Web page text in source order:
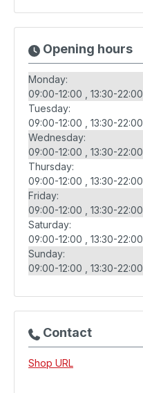
Opening hours
Monday:
09:00-12:00
13:30-22:00
Tuesday:
09:00-12:00
13:30-22:00
Wednesday:
09:00-12:00
13:30-22:00
Thursday:
09:00-12:00
13:30-22:00
Friday:
09:00-12:00
13:30-22:00
Saturday:
09:00-12:00
13:30-22:00
Sunday:
09:00-12:00
13:30-22:00
Contact
Shop URL